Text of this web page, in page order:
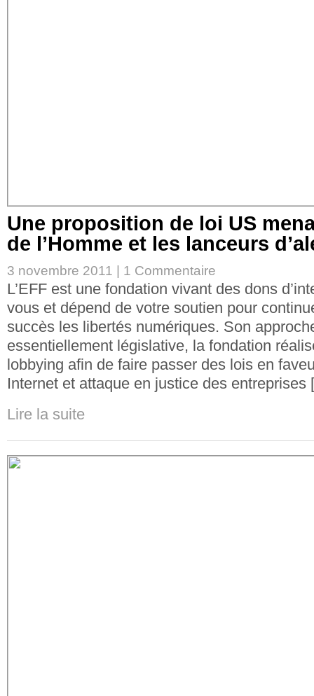
Une proposition de loi US
de l’Homme et les lanceurs
3 novembre 2011 | 1 Commentaire
L’EFF est une fondation vivant des dons
vous et dépend de votre soutien pour
succès les libertés numériques. Son
essentiellement législative, la fondation
lobbying afin de faire passer des lois en
Internet et attaque en justice des
Lire la suite